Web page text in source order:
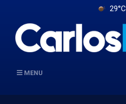
29°C
MENU